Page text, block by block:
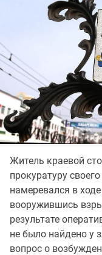
Житель краевой
прокуратуру
намеревался в
вооружившись
результате
не было найдено у
вопрос о